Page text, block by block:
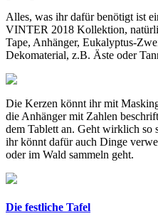
Alles, was ihr dafür benötigt ist
VINTER 2018 Kollektion,
Tape, Anhänger, Eukalyptus-
Dekomaterial, z.B. Äste oder
Die Kerzen könnt ihr mit
die Anhänger mit Zahlen
dem Tablett an. Geht wirklich so
ihr könnt dafür auch Dinge
oder im Wald sammeln geht.
Die festliche Tafel